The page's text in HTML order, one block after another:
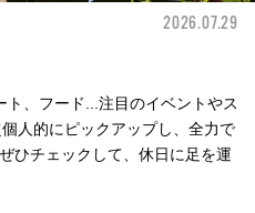
2026.07.29
、フード...注目のイベントやス
人的にピックアップし、全力で
ひチェックして、休日に足を運